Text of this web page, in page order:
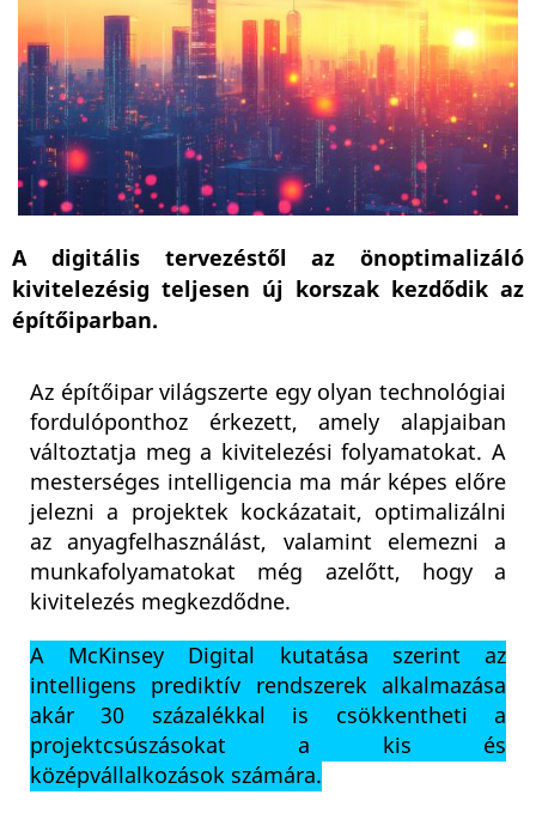
A digitális tervezéstől az önoptimalizáló
kivitelezésig teljesen új korszak kezdődik az
építőiparban.
Az építőipar világszerte egy olyan technológiai
fordulóponthoz érkezett, amely alapjaiban
változtatja meg a kivitelezési folyamatokat. A
mesterséges intelligencia ma már képes előre
jelezni a projektek kockázatait, optimalizálni
az anyagfelhasználást, valamint elemezni a
munkafolyamatokat még azelőtt, hogy a
kivitelezés megkezdődne.
A McKinsey Digital kutatása szerint az
intelligens prediktív rendszerek alkalmazása
akár 30 százalékkal is csökkentheti a
projektcsúszásokat a kis és
középvállalkozások számára.